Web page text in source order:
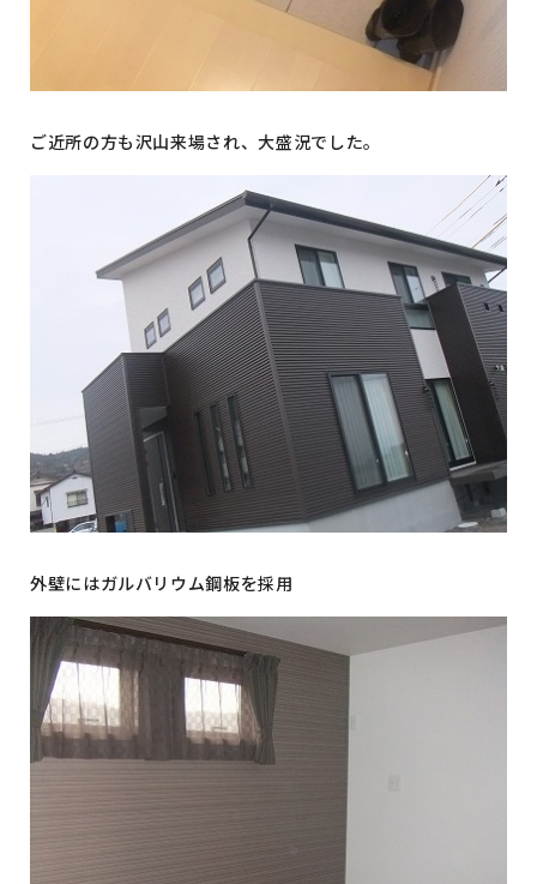
ご近所の方も沢山来場され、大盛況でした。
外壁にはガルバリウム鋼板を採用